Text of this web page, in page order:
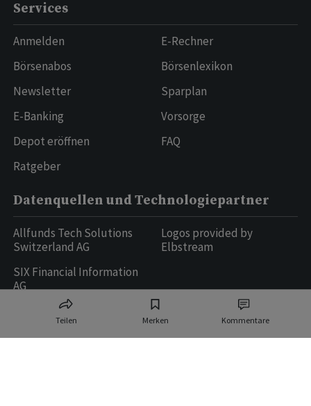
Teilen Merken Kommentare
Services
Anmelden
Börsenabos
Newsletter
E-Banking
Depot eröffnen
Ratgeber
E-Rechner
Börsenlexikon
Sparplan
Vorsorge
FAQ
Datenquellen und Technologiepartner
Allfunds Tech Solutions
Switzerland AG
SIX Financial Information
AG
Logos provided by
Elbstream
Ringier AG | Ringier Medien Schweiz